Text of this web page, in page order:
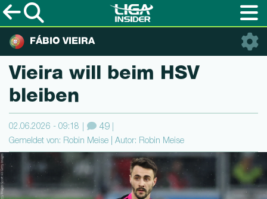
FÁBIO VIEIRA
Vieira will beim HSV
bleiben
02.06.2026 - 09:18 49
Gemeldet von: Robin Meise | Autor: Robin Meise